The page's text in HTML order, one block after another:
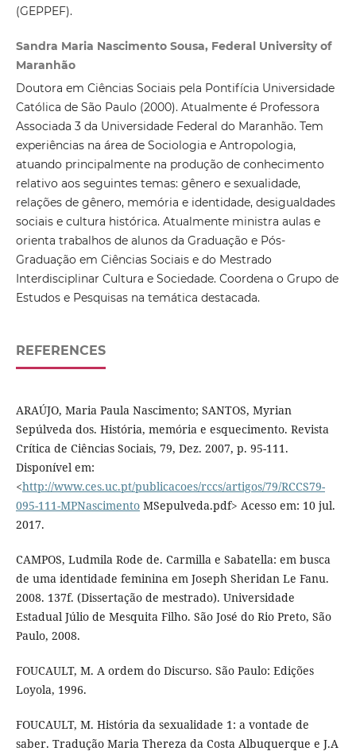
(GEPPEF).
Sandra Maria Nascimento Sousa, Federal University of
Maranhão
Doutora em Ciências Sociais pela Pontifícia Universidade
Católica de São Paulo (2000). Atualmente é Professora
Associada 3 da Universidade Federal do Maranhão. Tem
experiências na área de Sociologia e Antropologia,
atuando principalmente na produção de conhecimento
relativo aos seguintes temas: gênero e sexualidade,
relações de gênero, memória e identidade, desigualdades
sociais e cultura histórica. Atualmente ministra aulas e
orienta trabalhos de alunos da Graduação e Pós-
Graduação em Ciências Sociais e do Mestrado
Interdisciplinar Cultura e Sociedade. Coordena o Grupo de
Estudos e Pesquisas na temática destacada.
REFERENCES
ARAÚJO, Maria Paula Nascimento; SANTOS, Myrian
Sepúlveda dos. História, memória e esquecimento. Revista
Crítica de Ciências Sociais, 79, Dez. 2007, p. 95-111.
Disponível em:
<http://www.ces.uc.pt/publicacoes/rccs/artigos/79/RCCS79-
095-111-MPNascimentoMSepulveda.pdf> Acesso em: 10 jul.
2017.
CAMPOS, Ludmila Rode de. Carmilla e Sabatella: em busca
de uma identidade feminina em Joseph Sheridan Le Fanu.
2008. 137f. (Dissertação de mestrado). Universidade
Estadual Júlio de Mesquita Filho. São José do Rio Preto, São
Paulo, 2008.
FOUCAULT, M. A ordem do Discurso. São Paulo: Edições
Loyola, 1996.
FOUCAULT, M. História da sexualidade 1: a vontade de
saber. Tradução Maria Thereza da Costa Albuquerque e J.A